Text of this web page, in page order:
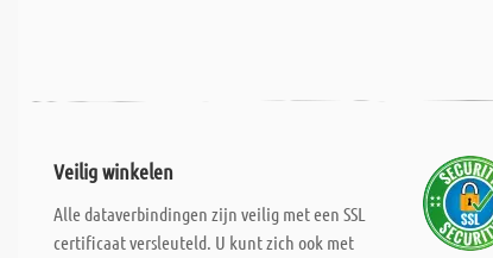
Veilig winkelen
Alle dataverbindingen zijn veilig met een SSL
certificaat versleuteld. U kunt zich ook met